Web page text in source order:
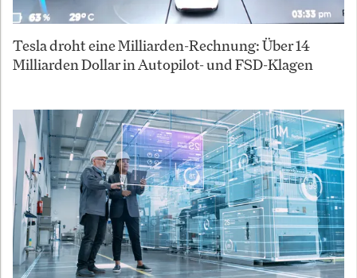
Tesla droht eine Milliarden-Rechnung: Über 14
Milliarden Dollar in Autopilot- und FSD-Klagen